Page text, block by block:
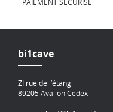
PAIEMENT SÉCURISÉ
bi1cave
ZI rue de l’étang
89205 Avallon Cedex